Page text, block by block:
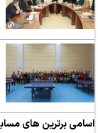
اسامی برترین های